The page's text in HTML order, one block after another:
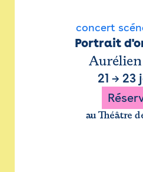
concert
Portrait
21 → 23
au Théâtre